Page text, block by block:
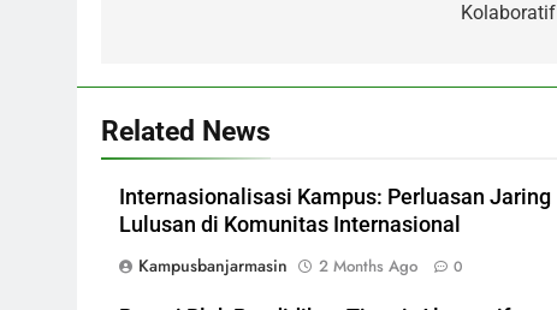
Kolaboratif
Related News
Internasionalisasi Kampus: Perluasan Jaring
Lulusan di Komunitas Internasional
Kampusbanjarmasin
2 Months Ago 0